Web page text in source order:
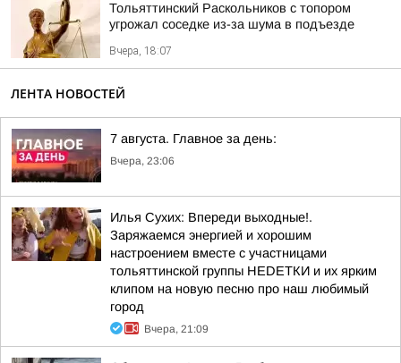
Тольяттинский Раскольников с топором
угрожал соседке из-за шума в подъезде
Вчера, 18:07
ЛЕНТА НОВОСТЕЙ
7 августа. Главное за день:
Вчера, 23:06
Илья Сухих: Впереди выходные!.
Заряжаемся энергией и хорошим
настроением вместе с участницами
тольяттинской группы НЕDЕТКИ и их ярким
клипом на новую песню про наш любимый
город
Вчера, 21:09